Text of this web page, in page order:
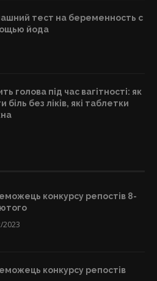
тест на беременность с
йода
голова під час вагітності: як
біль без ліків, які таблетки
конкурсу репостів 8-
2023
конкурсу репостів